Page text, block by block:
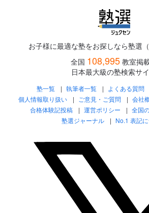
お子様に最適な塾をお探しなら塾選
全国 108,995 教室掲
日本最大級の塾検索サ
塾一覧 執筆者一覧 よくある質問
個人情報取り扱い
ご意見・ご質問 会社
合格体験記投稿
運営ポリシー
全国
塾選ジャーナル
No.1 表記